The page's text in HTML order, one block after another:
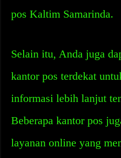
pos Kaltim Samarinda.
Selain itu, Anda juga
kantor pos terdekat
informasi lebih lanjut
Beberapa kantor pos
layanan online yang